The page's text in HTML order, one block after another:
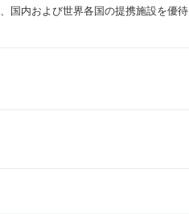
国内および世界各国の提携施設を優待